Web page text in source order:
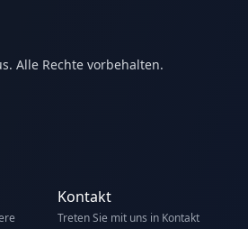
Alle Rechte vorbehalten.
Kontakt
Treten Sie mit uns in Kontakt